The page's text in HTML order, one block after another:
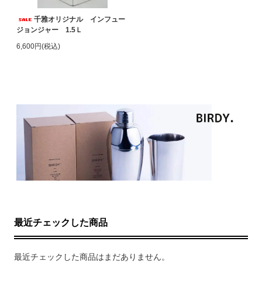
千雅オリジナル インフュー
ジョンジャー 1.5Ｌ
6,600円(税込)
最近チェックした商品
最近チェックした商品はまだありません。